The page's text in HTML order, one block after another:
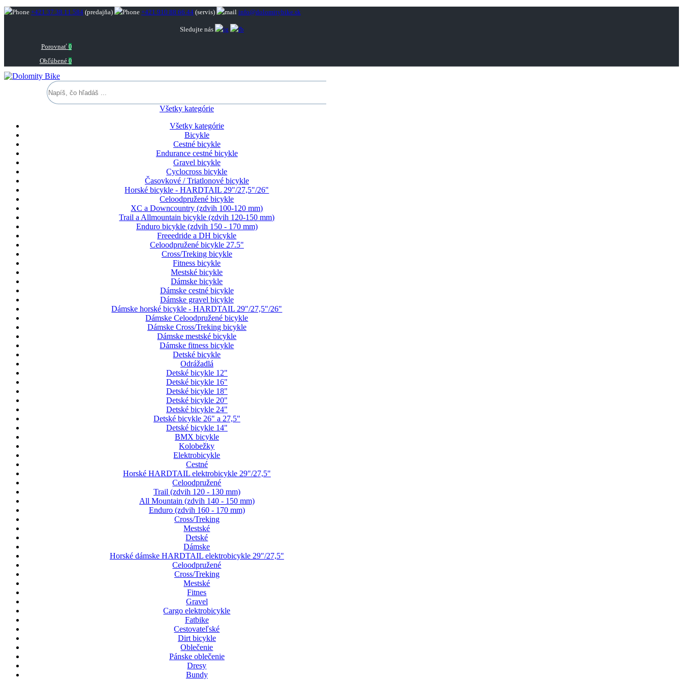
+421 37 38 11 584 (predajňa) +421 910 88 66 44 (servis) info@dolomitybike.sk
Sledujte nás
Porovnať 0
Obľúbené 0
Všetky kategórie
Všetky kategórie
Bicykle
Cestné bicykle
Endurance cestné bicykle
Gravel bicykle
Cyclocross bicykle
Časovkové / Triatlonové bicykle
Horské bicykle - HARDTAIL 29"/27,5"/26"
Celoodpružené bicykle
XC a Downcountry (zdvih 100-120 mm)
Trail a Allmountain bicykle (zdvih 120-150 mm)
Enduro bicykle (zdvih 150 - 170 mm)
Freeedride a DH bicykle
Celoodpružené bicykle 27.5"
Cross/Treking bicykle
Fitness bicykle
Mestské bicykle
Dámske bicykle
Dámske cestné bicykle
Dámske gravel bicykle
Dámske horské bicykle - HARDTAIL 29"/27,5"/26"
Dámske Celoodpružené bicykle
Dámske Cross/Treking bicykle
Dámske mestské bicykle
Dámske fitness bicykle
Detské bicykle
Odrážadlá
Detské bicykle 12"
Detské bicykle 16"
Detské bicykle 18"
Detské bicykle 20"
Detské bicykle 24"
Detské bicykle 26" a 27,5"
Detské bicykle 14"
BMX bicykle
Kolobežky
Elektrobicykle
Cestné
Horské HARDTAIL elektrobicykle 29"/27,5"
Celoodpružené
Trail (zdvih 120 - 130 mm)
All Mountain (zdvih 140 - 150 mm)
Enduro (zdvih 160 - 170 mm)
Cross/Treking
Mestské
Detské
Dámske
Horské dámske HARDTAIL elektrobicykle 29"/27,5"
Celoodpružené
Cross/Treking
Mestské
Fitnes
Gravel
Cargo elektrobicykle
Fatbike
Cestovateľské
Dirt bicykle
Oblečenie
Pánske oblečenie
Dresy
Bundy